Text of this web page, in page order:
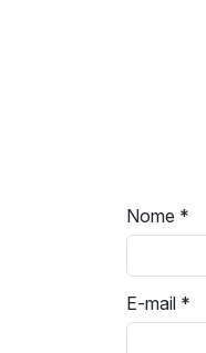
Nome *
E-mail *